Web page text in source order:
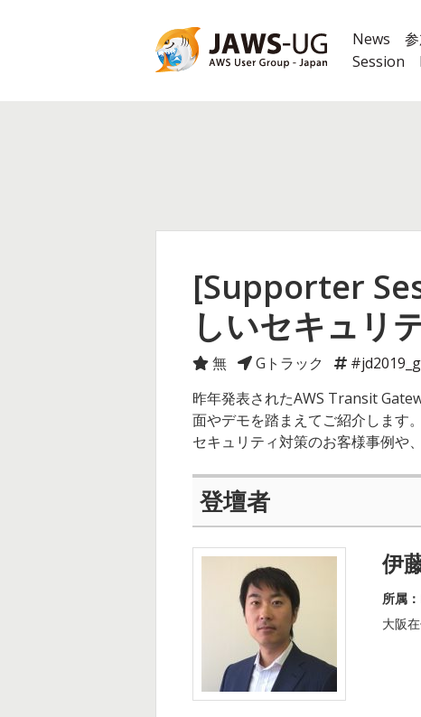
News
Session
[Supporter
しいセキュリ
無 Gトラック #jd2019_g
昨年発表されたAWS Transit
面やデモを踏まえてご紹介します。
セキュリティ対策のお客様事例や
登壇者
伊
所属
大阪